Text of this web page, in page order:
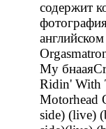
содержит
My
Ridin' With
Motorhead
side) (live)